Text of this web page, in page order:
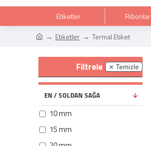
Etiketler Ribonlar
Etiketler
Termal Etiket
Filtrele Temizle
EN / SOLDAN SAĞA
10 mm
15 mm